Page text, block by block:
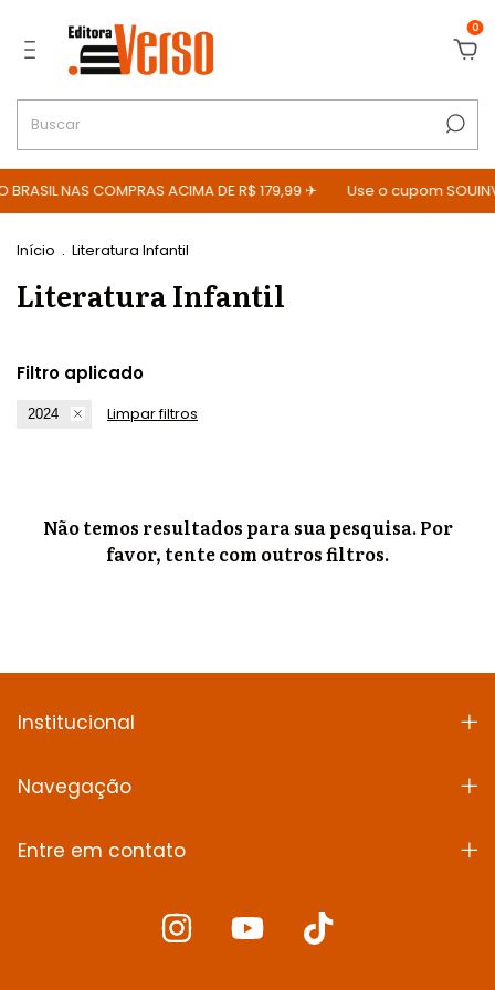
0
BRASIL NAS COMPRAS ACIMA DE R$ 179,99 ✈ Use o cupom
Início . Literatura Infantil
Literatura Infantil
Filtro aplicado
2024 Limpar filtros
Não temos resultados para sua pesquisa. Por
favor, tente com outros filtros.
Institucional
Navegação
Entre em contato